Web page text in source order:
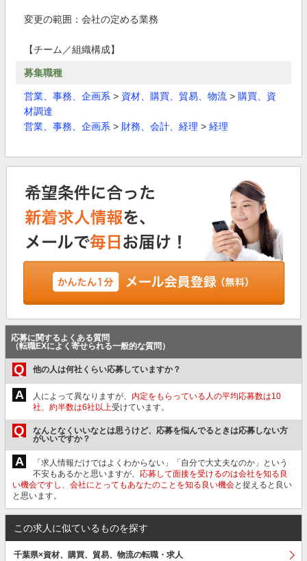
変更の範囲：会社の定める業務
【チーム／組織構成】
募集職種
営業、事務、企画系 > 資材、購買、貿易、物流 > 購買、資
材調達
営業、事務、企画系 > 財務、会計、経理 > 経理
応募に関するよくある質問
（転職EXによく寄せられる一般的な質問）
Q 他の人は何社くらい応募していますか？
A 人によって異なりますが、 内定をもらっている人の平均応募数は10
社、約半数は6社以上受けています。
Q
なんとなくいいなとは思うけど、応募を悩んでるときは応募しない方
がいいですか？
A
「求人情報だけではよくわからない」「自分で大丈夫なのか」という
不安もあるかと思いますが、 応募して面接を受けるのは会社を知る良
い機会ですし、会社にとってもあなたのことを知る良い機会と捉えると良い
と思います。
この求人に似ているものを探す
千葉県×資材、購買、貿易、物流の転職・求人